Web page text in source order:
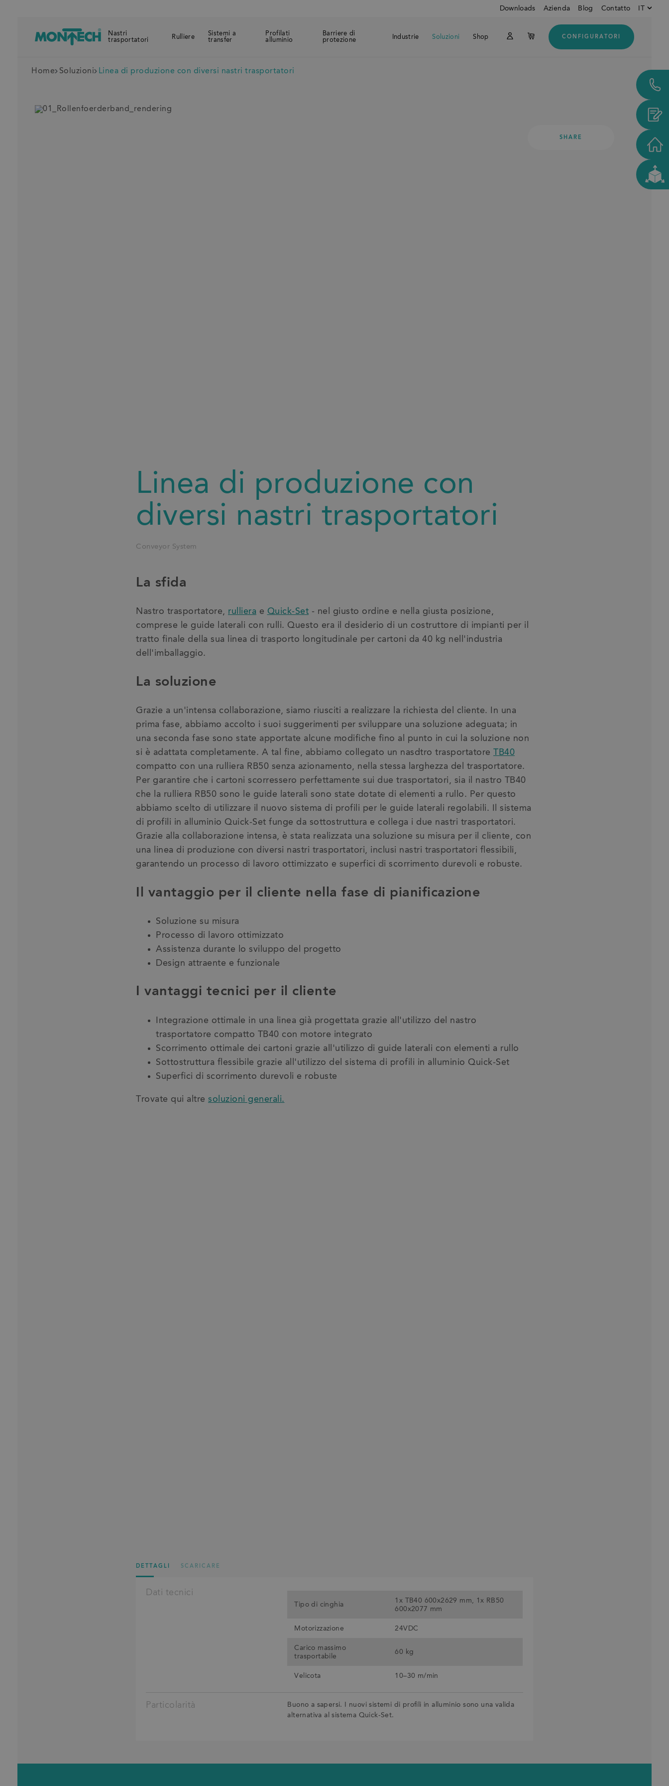
Downloads Azienda Blog Contatto
Nastri
trasportatori
Rulliere
Sistemi a
transfer
Profilati
alluminio
Barriere di
protezione
Industrie Soluzioni Shop CONFIGURATORI
Home Soluzioni Linea di produzione con diversi nastri trasportatori
SHARE
Linea di produzione con
diversi nastri trasportatori
Conveyor System
La sfida
Nastro trasportatore, rulliera e Quick-Set - nel giusto ordine e nella giusta posizione,
comprese le guide laterali con rulli. Questo era il desiderio di un costruttore di impianti per il
tratto finale della sua linea di trasporto longitudinale per cartoni da 40 kg nell'industria
dell'imballaggio.
La soluzione
Grazie a un'intensa collaborazione, siamo riusciti a realizzare la richiesta del cliente. In una
prima fase, abbiamo accolto i suoi suggerimenti per sviluppare una soluzione adeguata; in
una seconda fase sono state apportate alcune modifiche fino al punto in cui la soluzione non
si è adattata completamente. A tal fine, abbiamo collegato un nasdtro trasportatore TB40
compatto con una rulliera RB50 senza azionamento, nella stessa larghezza del trasportatore.
Per garantire che i cartoni scorressero perfettamente sui due trasportatori, sia il nastro TB40
che la rulliera RB50 sono le guide laterali sono state dotate di elementi a rullo. Per questo
abbiamo scelto di utilizzare il nuovo sistema di profili per le guide laterali regolabili. Il sistema
di profili in alluminio Quick-Set funge da sottostruttura e collega i due nastri trasportatori.
Grazie alla collaborazione intensa, è stata realizzata una soluzione su misura per il cliente, con
una linea di produzione con diversi nastri trasportatori, inclusi nastri trasportatori flessibili,
garantendo un processo di lavoro ottimizzato e superfici di scorrimento durevoli e robuste.
Il vantaggio per il cliente nella fase di pianificazione
Soluzione su misura
Processo di lavoro ottimizzato
Assistenza durante lo sviluppo del progetto
Design attraente e funzionale
I vantaggi tecnici per il cliente
Integrazione ottimale in una linea già progettata grazie all'utilizzo del nastro
trasportatore compatto TB40 con motore integrato
Scorrimento ottimale dei cartoni grazie all'utilizzo di guide laterali con elementi a rullo
Sottostruttura flessibile grazie all'utilizzo del sistema di profili in alluminio Quick-Set
Superfici di scorrimento durevoli e robuste
Trovate qui altre soluzioni generali.
DETTAGLI SCARICARE
Dati tecnici
Tipo di cinghia
1x TB40 600x2629 mm, 1x RB50
600x2077 mm
Motorizzazione 24VDC
Carico massimo
trasportabile
60 kg
Velicota 10–30 m/min
Particolarità
Buono a sapersi. I nuovi sistemi di profili in alluminio sono una valida
alternativa al sistema Quick-Set.